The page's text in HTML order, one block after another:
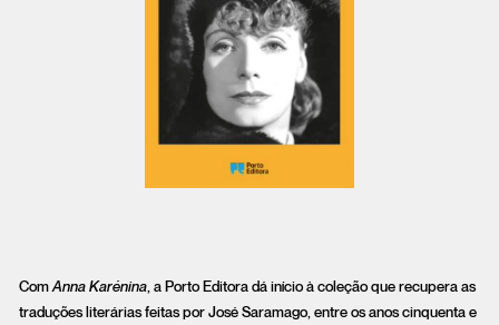
Com Anna Karénina , a Porto Editora dá início à coleção que recupera as
traduções literárias feitas por José Saramago, entre os anos cinquenta e